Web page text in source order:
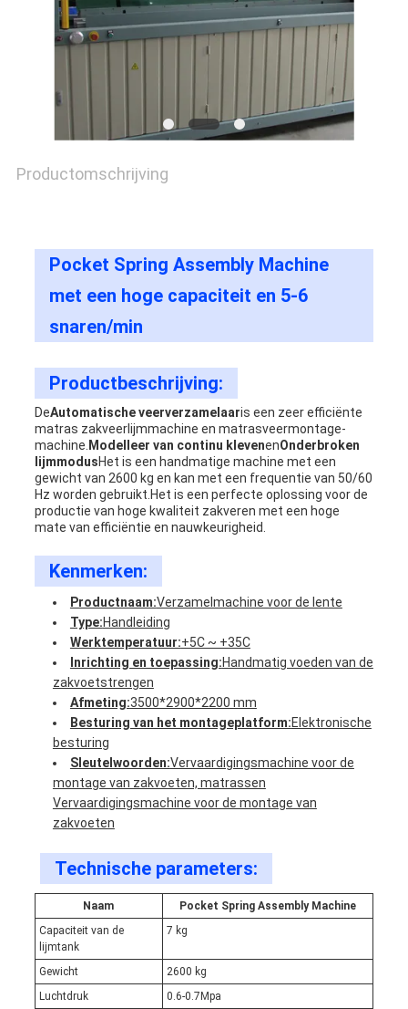
Productomschrijving
Pocket Spring Assembly Machine
met een hoge capaciteit en 5-6
snaren/min
Productbeschrijving:
DeAutomatische veerverzamelaaris een zeer efficiënte
matras zakveerlijmmachine en matrasveermontage-
machine. Modelleer van continu klevenenOnderbroken
lijmmodusHet is een handmatige machine met een
gewicht van 2600 kg en kan met een frequentie van 50/60
Hz worden gebruikt.Het is een perfecte oplossing voor de
productie van hoge kwaliteit zakveren met een hoge
mate van efficiëntie en nauwkeurigheid.
Kenmerken:
Productnaam:Verzamelmachine voor de lente
Type:Handleiding
Werktemperatuur:+5C ~ +35C
Inrichting en toepassing:Handmatig voeden van de
zakvoetstrengen
Afmeting:3500*2900*2200 mm
Besturing van het montageplatform:Elektronische
besturing
Sleutelwoorden:Vervaardigingsmachine voor de
montage van zakvoeten, matrassen
Vervaardigingsmachine voor de montage van
zakvoeten
Technische parameters:
Naam
Pocket Spring Assembly Machine
Capaciteit van de
lijmtank
7 kg
Gewicht
2600 kg
Luchtdruk
0.6-0.7Mpa